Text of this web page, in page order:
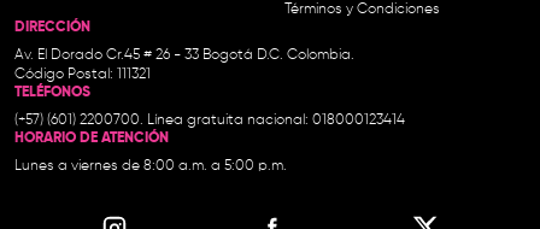
Términos y Condiciones
DIRECCIÓN
Av. El Dorado Cr.45 # 26 - 33 Bogotá D.C. Colombia.
Código Postal: 111321
TELÉFONOS
(+57) (601) 2200700. Línea gratuita nacional: 018000123414
HORARIO DE ATENCIÓN
Lunes a viernes de 8:00 a.m. a 5:00 p.m.